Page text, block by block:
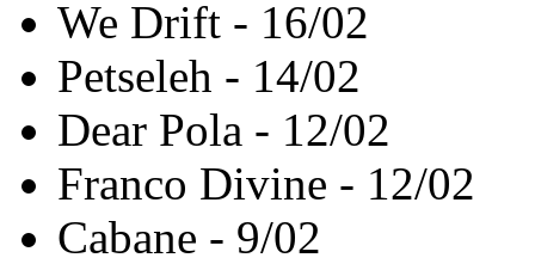
We Drift - 16/02
Petseleh - 14/02
Dear Pola - 12/02
Franco Divine - 12/02
Cabane - 9/02